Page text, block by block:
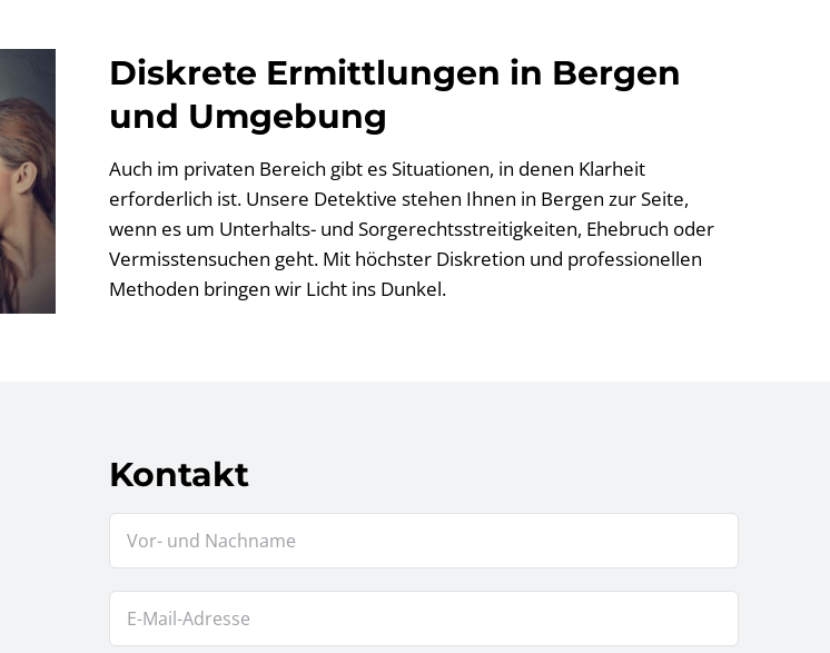
Diskrete Ermittlungen in Bergen
und Umgebung
Auch im privaten Bereich gibt es Situationen, in denen Klarheit
erforderlich ist. Unsere Detektive stehen Ihnen in Bergen zur Seite,
wenn es um Unterhalts- und Sorgerechtsstreitigkeiten, Ehebruch oder
Vermisstensuchen geht. Mit höchster Diskretion und professionellen
Methoden bringen wir Licht ins Dunkel.
Kontakt